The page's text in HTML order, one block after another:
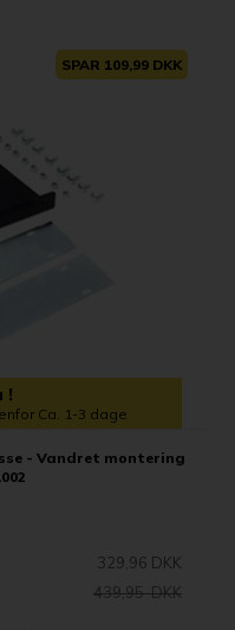
SPAR 109,99 DKK
!
Ca. 1-3 dage
- Vandret montering
329,96 DKK
439,95 DKK